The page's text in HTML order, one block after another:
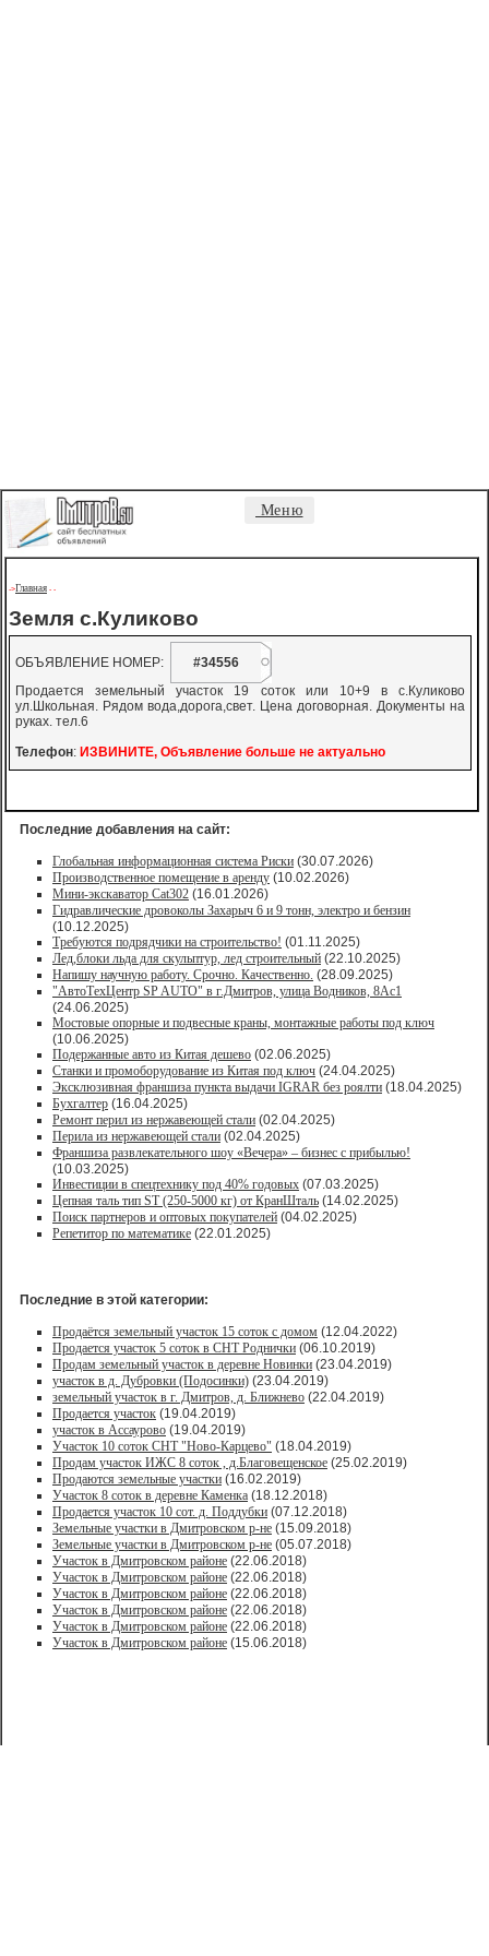
Меню
->Главная - -
Земля с.Куликово
ОБЪЯВЛЕНИЕ НОМЕР:
#34556
Продается земельный участок 19 соток или 10+9 в с.Куликово
ул.Школьная. Рядом вода,дорога,свет. Цена договорная. Документы на
руках. тел.6
Телефон: ИЗВИНИТЕ, Объявление больше не актуально
Последние добавления на сайт:
Глобальная информационная система Риски (30.07.2026)
Производственное помещение в аренду (10.02.2026)
Мини-экскаватор Cat302 (16.01.2026)
Гидравлические дровоколы Захарыч 6 и 9 тонн, электро и бензин
(10.12.2025)
Требуются подрядчики на строительство! (01.11.2025)
Лед,блоки льда для скульптур, лед строительный (22.10.2025)
Напишу научную работу. Срочно. Качественно. (28.09.2025)
"АвтоТехЦентр SP AUTO" в г.Дмитров, улица Водников, 8Ас1
(24.06.2025)
Мостовые опорные и подвесные краны, монтажные работы под ключ
(10.06.2025)
Подержанные авто из Китая дешево (02.06.2025)
Станки и промоборудование из Китая под ключ (24.04.2025)
Эксклюзивная франшиза пункта выдачи IGRAR без роялти (18.04.2025)
Бухгалтер (16.04.2025)
Ремонт перил из нержавеющей стали (02.04.2025)
Перила из нержавеющей стали (02.04.2025)
Франшиза развлекательного шоу «Вечера» – бизнес с прибылью!
(10.03.2025)
Инвестиции в спецтехнику под 40% годовых (07.03.2025)
Цепная таль тип ST (250-5000 кг) от КранШталь (14.02.2025)
Поиск партнеров и оптовых покупателей (04.02.2025)
Репетитор по математике (22.01.2025)
Последние в этой категории:
Продаётся земельный участок 15 соток с домом (12.04.2022)
Продается участок 5 соток в СНТ Роднички (06.10.2019)
Продам земельный участок в деревне Новинки (23.04.2019)
участок в д. Дубровки (Подосинки) (23.04.2019)
земельный участок в г. Дмитров, д. Ближнево (22.04.2019)
Продается участок (19.04.2019)
участок в Ассаурово (19.04.2019)
Участок 10 соток СНТ "Ново-Карцево" (18.04.2019)
Продам участок ИЖС 8 соток , д.Благовещенское (25.02.2019)
Продаются земельные участки (16.02.2019)
Участок 8 соток в деревне Каменка (18.12.2018)
Продается участок 10 сот. д. Поддубки (07.12.2018)
Земельные участки в Дмитровском р-не (15.09.2018)
Земельные участки в Дмитровском р-не (05.07.2018)
Участок в Дмитровском районе (22.06.2018)
Участок в Дмитровском районе (22.06.2018)
Участок в Дмитровском районе (22.06.2018)
Участок в Дмитровском районе (22.06.2018)
Участок в Дмитровском районе (22.06.2018)
Участок в Дмитровском районе (15.06.2018)